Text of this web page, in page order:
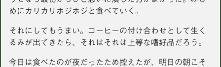
めにカリカリホジホジと食べていく。
それにしてもうまい。コーヒーの付け合わせとして生く
るみが出てきたら、それはそれは上等な嗜好品だろう。
今日は食べたのが夜だったため控えたが、明日の朝こそ